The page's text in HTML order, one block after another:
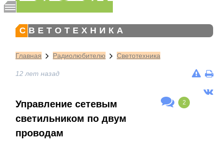
СВЕТОТЕХНИКА
Главная Радиолюбителю Светотехника
12 лет назад
Управление сетевым
светильником по двум
проводам
2